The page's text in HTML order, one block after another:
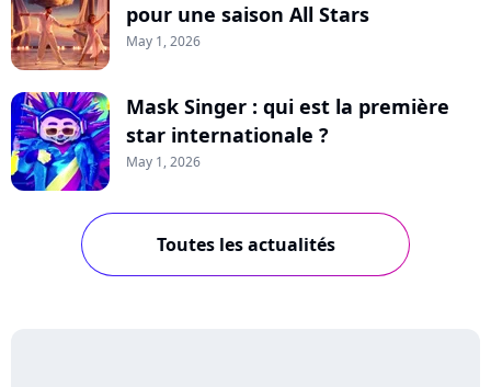
pour une saison All Stars
May 1, 2026
Mask Singer : qui est la première
star internationale ?
May 1, 2026
Toutes les actualités